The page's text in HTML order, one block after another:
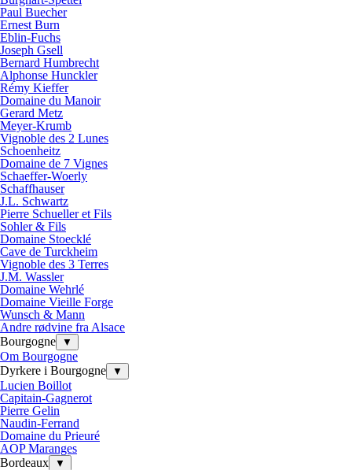
Paul Buecher
Ernest Burn
Eblin-Fuchs
Joseph Gsell
Bernard Humbrecht
Alphonse Hunckler
Rémy Kieffer
Domaine du Manoir
Gerard Metz
Meyer-Krumb
Vignoble des 2 Lunes
Schoenheitz
Domaine de 7 Vignes
Schaeffer-Woerly
Schaffhauser
J.L. Schwartz
Pierre Schueller et Fils
Sohler & Fils
Domaine Stoecklé
Cave de Turckheim
Vignoble des 3 Terres
J.M. Wassler
Domaine Wehrlé
Domaine Vieille Forge
Wunsch & Mann
Andre rødvine fra Alsace
Bourgogne
▼
Om Bourgogne
Dyrkere i Bourgogne
▼
Lucien Boillot
Capitain-Gagnerot
Pierre Gelin
Naudin-Ferrand
Domaine du Prieuré
AOP Maranges
Bordeaux
▼